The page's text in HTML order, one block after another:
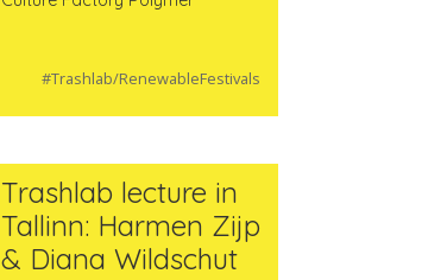
#Trashlab/RenewableFestivals
Trashlab lecture in
Tallinn: Harmen Zijp
& Diana Wildschut